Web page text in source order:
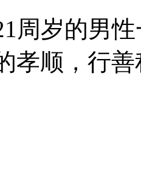
周岁的男
孝顺，行善